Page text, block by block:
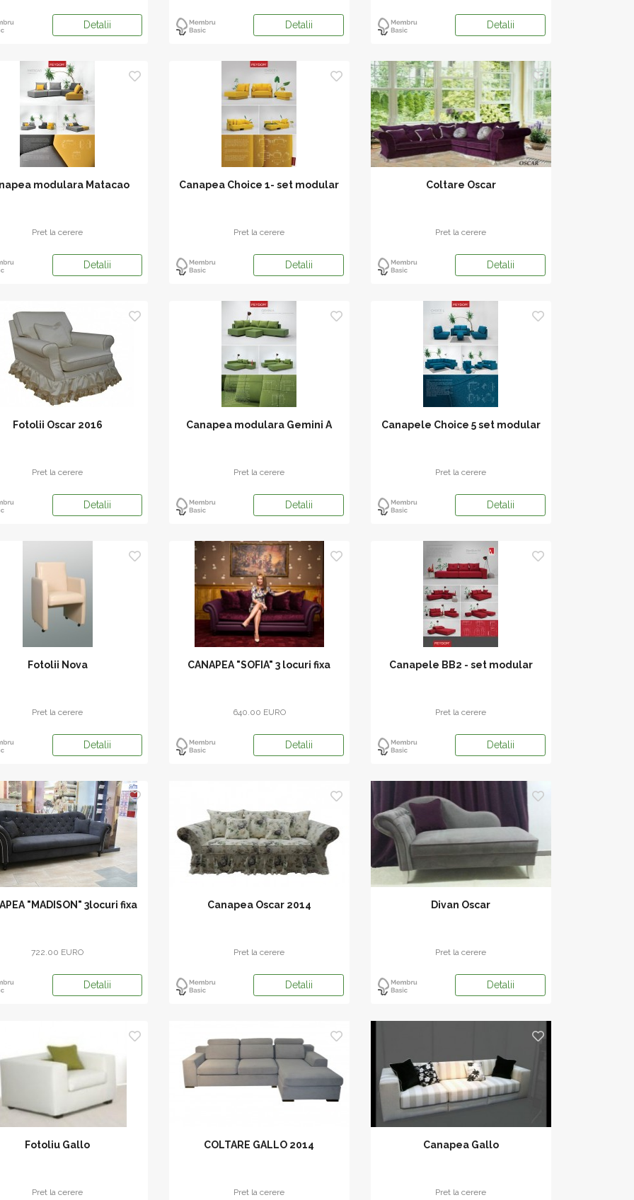
Detalii Detalii Detalii
modulara Matacao
Pret la cerere
Detalii
Canapea Choice 1- set modular
Pret la cerere
Detalii
Coltare Oscar
Pret la cerere
Detalii
Fotolii Oscar 2016
Pret la cerere
Detalii
Canapea modulara Gemini A
Pret la cerere
Detalii
Canapele Choice 5 set modular
Pret la cerere
Detalii
Fotolii Nova
Pret la cerere
Detalii
CANAPEA "SOFIA" 3 locuri fixa
640.00 EURO
Detalii
Canapele BB2 - set modular
Pret la cerere
Detalii
"MADISON" 3locuri fixa
722.00 EURO
Detalii
Canapea Oscar 2014
Pret la cerere
Detalii
Divan Oscar
Pret la cerere
Detalii
Fotoliu Gallo
Pret la cerere
COLTARE GALLO 2014
Pret la cerere
Canapea Gallo
Pret la cerere